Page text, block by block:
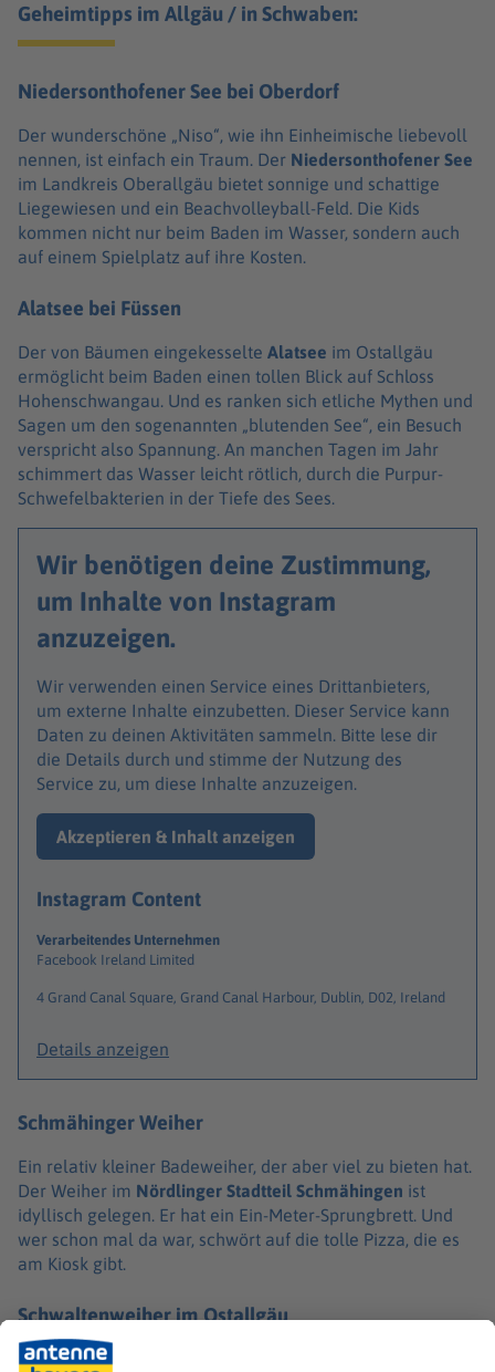
Geheimtipps im Allgäu / in Schwaben:
Niedersonthofener See bei Oberdorf
Der wunderschöne „Niso“, wie ihn Einheimische liebevoll
nennen, ist einfach ein Traum. Der Niedersonthofener See
im Landkreis Oberallgäu bietet sonnige und schattige
Liegewiesen und ein Beachvolleyball-Feld. Die Kids
kommen nicht nur beim Baden im Wasser, sondern auch
auf einem Spielplatz auf ihre Kosten.
Alatsee bei Füssen
Der von Bäumen eingekesselte Alatsee im Ostallgäu
ermöglicht beim Baden einen tollen Blick auf Schloss
Hohenschwangau. Und es ranken sich etliche Mythen und
Sagen um den sogenannten „blutenden See“, ein Besuch
verspricht also Spannung. An manchen Tagen im Jahr
schimmert das Wasser leicht rötlich, durch die Purpur-
Schwefelbakterien in der Tiefe des Sees.
Wir benötigen deine Zustimmung,
um Inhalte von Instagram
anzuzeigen.
Wir verwenden einen Service eines Drittanbieters,
um externe Inhalte einzubetten. Dieser Service kann
Daten zu deinen Aktivitäten sammeln. Bitte lese dir
die Details durch und stimme der Nutzung des
Service zu, um diese Inhalte anzuzeigen.
Akzeptieren & Inhalt anzeigen
Instagram Content
Verarbeitendes Unternehmen
Facebook Ireland Limited
4 Grand Canal Square, Grand Canal Harbour, Dublin, D02, Ireland
Details anzeigen
Schmähinger Weiher
Ein relativ kleiner Badeweiher, der aber viel zu bieten hat.
Der Weiher im Nördlinger Stadtteil Schmähingen ist
idyllisch gelegen. Er hat ein Ein-Meter-Sprungbrett. Und
wer schon mal da war, schwört auf die tolle Pizza, die es
am Kiosk gibt.
Schwaltenweiher im Ostallgäu
Wer im Sommer diese Aussicht bekommt, darf sich wie